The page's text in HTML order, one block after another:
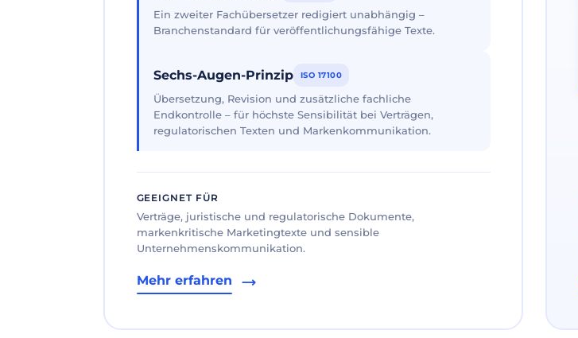
Ein zweiter Fachübersetzer redigiert unabhängig –
Branchenstandard für veröffentlichungsfähige Texte.
Sechs-Augen-Prinzip ISO 17100
Übersetzung, Revision und zusätzliche fachliche
Endkontrolle – für höchste Sensibilität bei Verträgen,
regulatorischen Texten und Markenkommunikation.
GEEIGNET FÜR
Verträge, juristische und regulatorische Dokumente,
markenkritische Marketingtexte und sensible
Unternehmenskommunikation.
Mehr erfahren